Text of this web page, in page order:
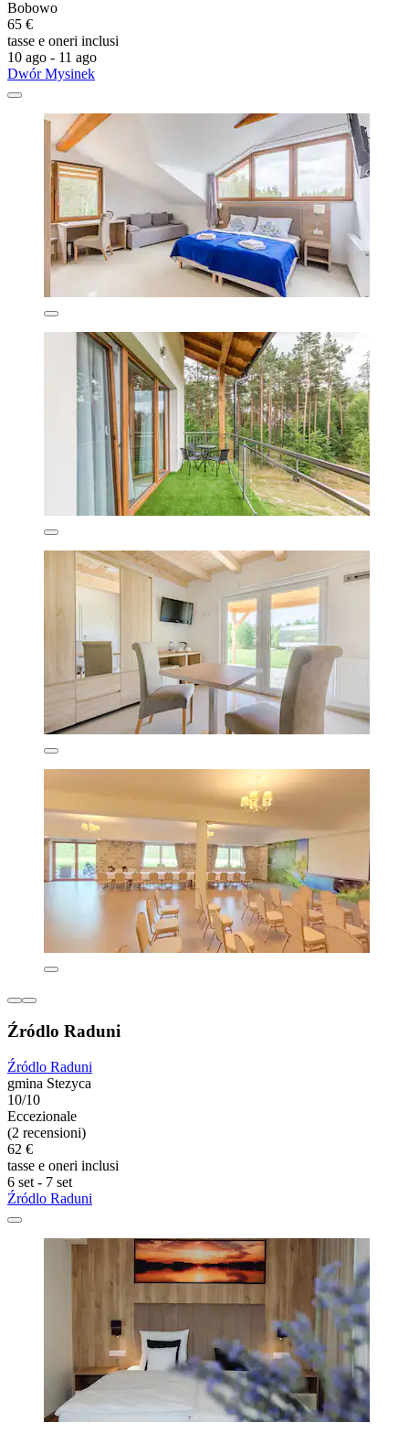
Bobowo
65 €
tasse e oneri inclusi
10 ago - 11 ago
Dwór Mysinek
Źródlo Raduni
Źródlo Raduni
gmina Stezyca
10/10
Eccezionale
(2 recensioni)
62 €
tasse e oneri inclusi
6 set - 7 set
Źródlo Raduni